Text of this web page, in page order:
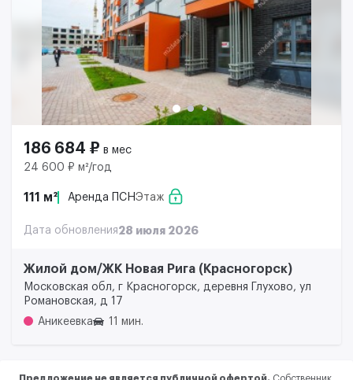
186 684 ₽ в мес
24 600 ₽ м²/год
111 м² Аренда ПСНЭтаж
Дата обновления28 июля 2026
Жилой дом/ЖК Новая Рига (Красногорск)
Московская обл, г Красногорск, деревня Глухово, ул
Романовская, д 17
Аникеевка
11 мин.
Предложение не является публичной офертой. Собственник